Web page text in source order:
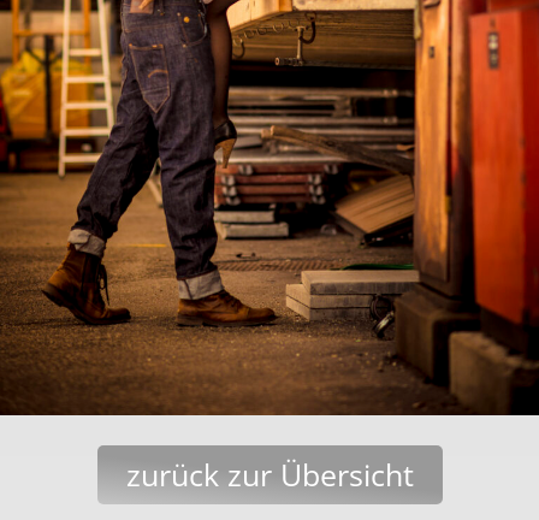
zurück zur Übersicht